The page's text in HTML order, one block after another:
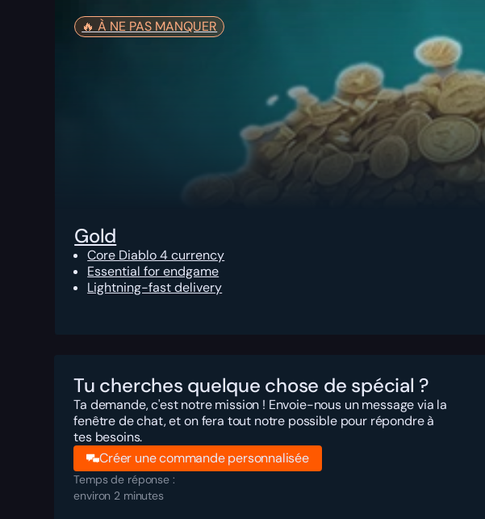
🔥️ À NE PAS MANQUER
Gold
Core Diablo 4 currency
Essential for endgame
Lightning-fast delivery
Tu cherches quelque chose de spécial ?
Ta demande, c'est notre mission ! Envoie-nous un message via la
fenêtre de chat, et on fera tout notre possible pour répondre à
tes besoins.
Créer une commande personnalisée
Temps de réponse :
environ 2 minutes